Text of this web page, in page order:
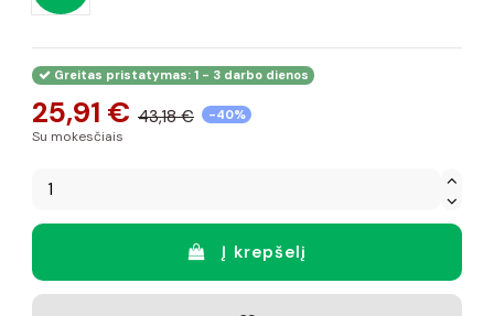
Greitas pristatymas: 1 - 3 darbo dienos
25,91 € 43,18 € -40%
Su mokesčiais
Į krepšelį